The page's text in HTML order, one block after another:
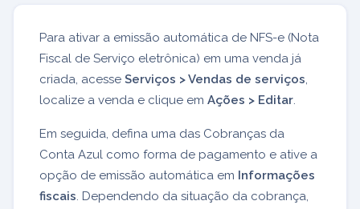
Para ativar a emissão automática de NFS-e (Nota
Fiscal de Serviço eletrônica) em uma venda já
criada, acesse Serviços > Vendas de serviços,
localize a venda e clique em Ações > Editar.
Em seguida, defina uma das Cobranças da
Conta Azul como forma de pagamento e ative a
opção de emissão automática em Informações
fiscais. Dependendo da situação da cobrança,